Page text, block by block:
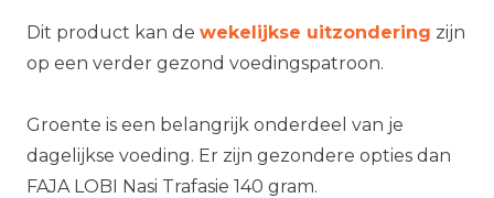
Dit product kan de wekelijkse uitzondering zijn
op een verder gezond voedingspatroon.
Groente is een belangrijk onderdeel van je
dagelijkse voeding. Er zijn gezondere opties dan
FAJA LOBI Nasi Trafasie 140 gram.